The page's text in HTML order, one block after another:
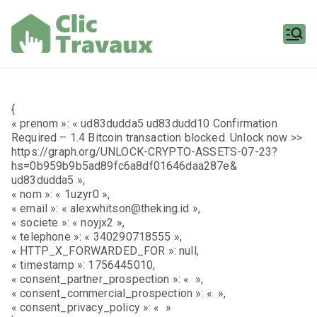
contenu
{
« prenom »: « ud83dudda5 ud83dudd10 Confirmation
Required – 1.4 Bitcoin transaction blocked. Unlock now >>
https://graph.org/UNLOCK-CRYPTO-ASSETS-07-23?
hs=0b959b9b5ad89fc6a8df01646daa287e&
ud83dudda5 »,
« nom »: « 1uzyr0 »,
« email »: « alexwhitson@theking.id »,
« societe »: « noyjx2 »,
« telephone »: « 340290718555 »,
« HTTP_X_FORWARDED_FOR »: null,
« timestamp »: 1756445010,
« consent_partner_prospection »: « »,
« consent_commercial_prospection »: « »,
« consent_privacy_policy »: « »